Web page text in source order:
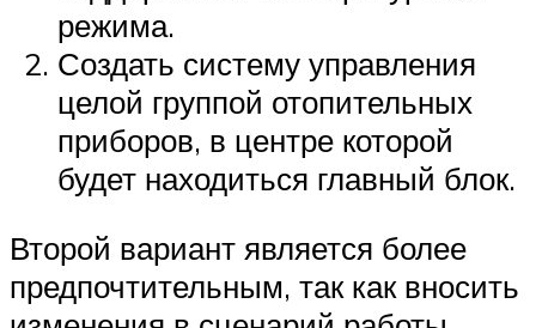
режима.
Создать систему управления
целой группой отопительных
приборов, в центре которой
будет находиться главный блок.
Второй вариант является более
предпочтительным, так как вносить